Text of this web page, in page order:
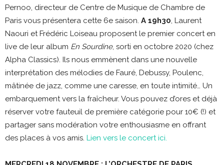
Pernoo, directeur de Centre de Musique de Chambre de
Paris vous présentera cette 6e saison. A 19h30, Laurent
Naouri et Frédéric Loiseau proposent le premier concert en
live de leur album En Sourdine, sorti en octobre 2020 (chez
Alpha Classics). Ils nous emmènent dans une nouvelle
interprétation des mélodies de Fauré, Debussy, Poulenc,
mâtinée de jazz, comme une caresse, en toute intimité… Un
embarquement vers la fraîcheur. Vous pouvez d’ores et déjà
réserver votre fauteuil de première catégorie pour 10€ (!) et
partager sans modération votre enthousiasme en offrant
des places à vos amis. Lien vers le concert ici.